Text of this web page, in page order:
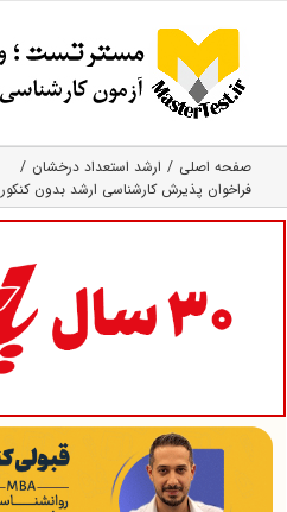
content
صفحه اصلی
ارشد استعداد درخشان
فراخوان پذیرش کارشناسی ارشد بدون کنکور ۹۶ دانشگاه رازی کرمانشاه